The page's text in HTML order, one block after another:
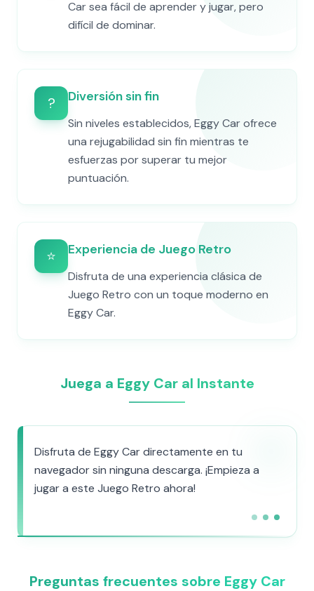
Car sea fácil de aprender y jugar, pero
difícil de dominar.
? Diversión sin fin
Sin niveles establecidos, Eggy Car ofrece
una rejugabilidad sin fin mientras te
esfuerzas por superar tu mejor
puntuación.
⭐ Experiencia de Juego Retro
Disfruta de una experiencia clásica de
Juego Retro con un toque moderno en
Eggy Car.
Juega a Eggy Car al Instante
Disfruta de Eggy Car directamente en tu
navegador sin ninguna descarga. ¡Empieza a
jugar a este Juego Retro ahora!
Preguntas frecuentes sobre Eggy Car